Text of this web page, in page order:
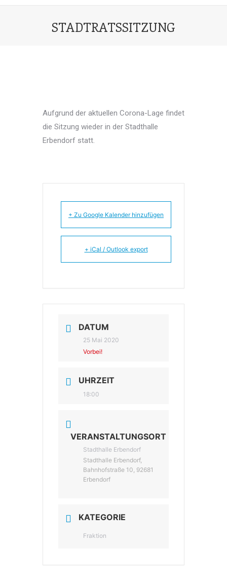
STADTRATSSITZUNG
Aufgrund der aktuellen Corona-Lage findet
die Sitzung wieder in der Stadthalle
Erbendorf statt.
+ Zu Google Kalender hinzufügen
+ iCal / Outlook export
DATUM
25 Mai 2020
Vorbei!
UHRZEIT
18:00
VERANSTALTUNGSORT
Stadthalle Erbendorf
Stadthalle Erbendorf,
Bahnhofstraße 10, 92681
Erbendorf
KATEGORIE
Fraktion